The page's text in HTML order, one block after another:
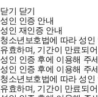
닫기 닫기
성인 인증 안내
성인 재인증 안내
청소년보호법에 따라 성인
유효하며, 기간이 만료되
성인 인증 후에 이용해 주
성인 인증 후에 이용해 주
청소년보호법에 따라 성인
유효하며, 기간이 만료되